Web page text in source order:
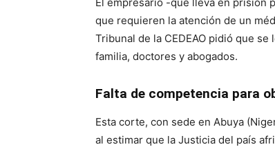
que requieren la atención de un
Tribunal de la CEDEAO pidió que
familia, doctores y abogados.
Falta de competencia para
Esta corte, con sede en Abuya
al estimar que la Justicia del país